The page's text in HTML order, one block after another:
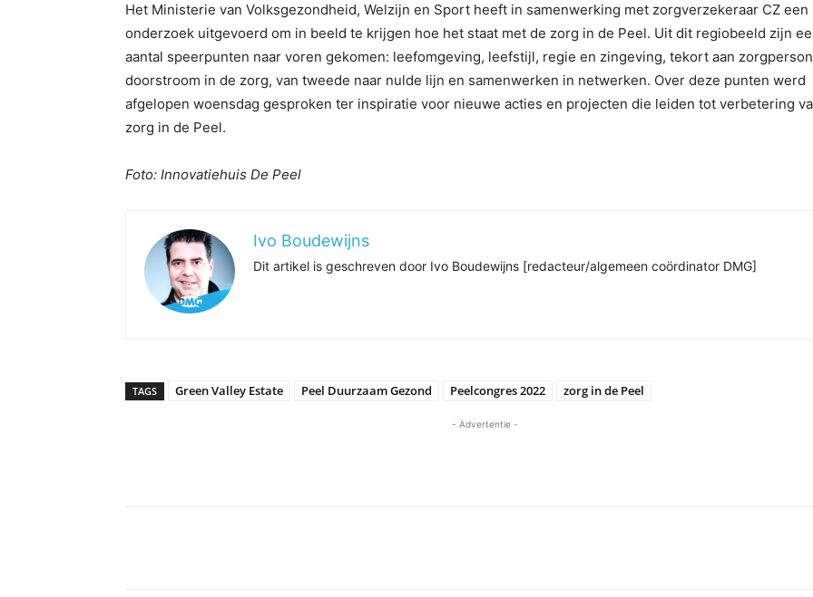
Het Ministerie van Volksgezondheid, Welzijn en Sport heeft in samenwerking met zorgverzekeraar CZ een
onderzoek uitgevoerd om in beeld te krijgen hoe het staat met de zorg in de Peel. Uit dit regiobeeld zijn
aantal speerpunten naar voren gekomen: leefomgeving, leefstijl, regie en zingeving, tekort aan
doorstroom in de zorg, van tweede naar nulde lijn en samenwerken in netwerken. Over deze punten werd
afgelopen woensdag gesproken ter inspiratie voor nieuwe acties en projecten die leiden tot verbetering
zorg in de Peel.
Foto: Innovatiehuis De Peel
Ivo Boudewijns
Dit artikel is geschreven door Ivo Boudewijns [redacteur/algemeen coördinator DMG]
TAGS Green Valley Estate Peel Duurzaam Gezond Peelcongres 2022 zorg in de Peel
- Advertentie -